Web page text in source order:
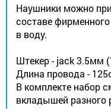
Наушники можно
составе
в воду.
Штекер - jack 3.5мм
Длина провода -
В комплекте набор
вкладышей разного